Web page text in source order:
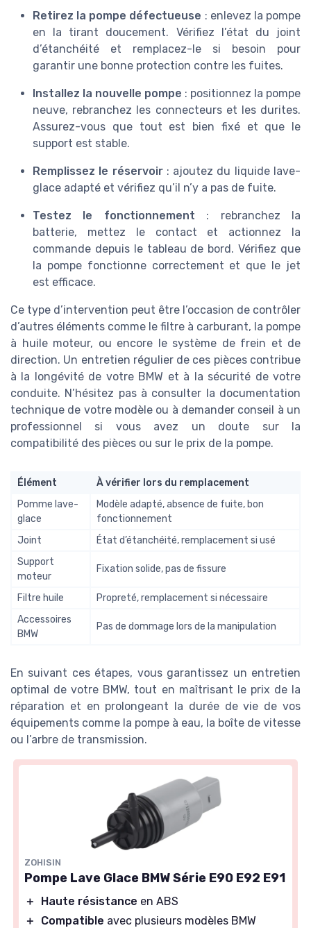
Retirez la pompe défectueuse : enlevez la pompe
en la tirant doucement. Vérifiez l’état du joint
d’étanchéité et remplacez-le si besoin pour
garantir une bonne protection contre les fuites.
Installez la nouvelle pompe : positionnez la pompe
neuve, rebranchez les connecteurs et les durites.
Assurez-vous que tout est bien fixé et que le
support est stable.
Remplissez le réservoir: ajoutez du liquide lave-
glace adapté et vérifiez qu’il n’y a pas de fuite.
Testez le fonctionnement : rebranchez la
batterie, mettez le contact et actionnez la
commande depuis le tableau de bord. Vérifiez que
la pompe fonctionne correctement et que le jet
est efficace.
Ce type d’intervention peut être l’occasion de contrôler
d’autres éléments comme le filtre à carburant, la pompe
à huile moteur, ou encore le système de frein et de
direction. Un entretien régulier de ces pièces contribue
à la longévité de votre BMW et à la sécurité de votre
conduite. N’hésitez pas à consulter la documentation
technique de votre modèle ou à demander conseil à un
professionnel si vous avez un doute sur la
compatibilité des pièces ou sur le prix de la pompe.
Élément
À vérifier lors du remplacement
Pomme lave-
glace
Modèle adapté, absence de fuite, bon
fonctionnement
Joint
État d’étanchéité, remplacement si usé
Support
moteur
Fixation solide, pas de fissure
Filtre huile
Propreté, remplacement si nécessaire
Accessoires
BMW
Pas de dommage lors de la manipulation
En suivant ces étapes, vous garantissez un entretien
optimal de votre BMW, tout en maîtrisant le prix de la
réparation et en prolongeant la durée de vie de vos
équipements comme la pompe à eau, la boîte de vitesse
ou l’arbre de transmission.
ZOHISIN
Pompe Lave Glace BMW Série E90 E92 E91
＋ Haute résistance en ABS
＋
Compatible avec plusieurs modèles BMW